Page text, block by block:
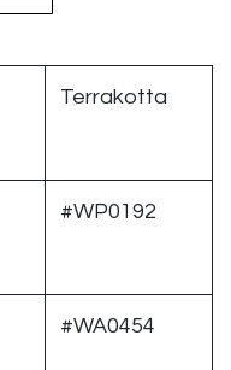
Terrakotta
#WP0192
#WA0454